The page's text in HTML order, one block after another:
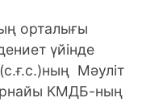
орталығы
үйінде
Мәуліт
КМДБ-ның